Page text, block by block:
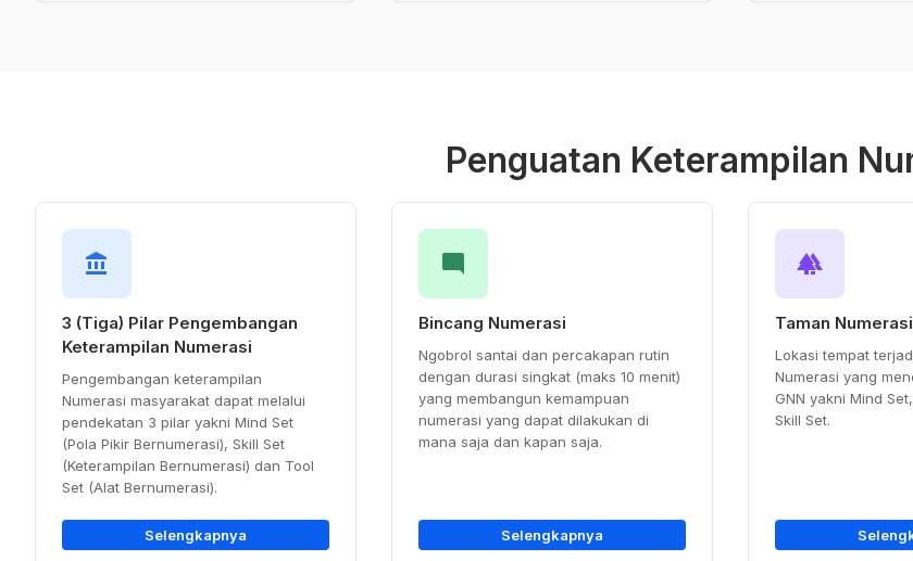
Penguatan Keterampilan
account_balance
3 (Tiga) Pilar Pengembangan
Keterampilan Numerasi
Pengembangan keterampilan
Numerasi masyarakat dapat melalui
pendekatan 3 pilar yakni Mind Set
(Pola Pikir Bernumerasi), Skill Set
(Keterampilan Bernumerasi) dan Tool
Set (Alat Bernumerasi).
Selengkapnya
mode_comment
Bincang Numerasi
Ngobrol santai dan percakapan rutin
dengan durasi singkat (maks 10 menit)
yang membangun kemampuan
numerasi yang dapat dilakukan di
mana saja dan kapan saja.
Selengkapnya
forest
Taman Numerasi
Lokasi tempat
Numerasi yang
GNN yakni Mind
Skill Set.